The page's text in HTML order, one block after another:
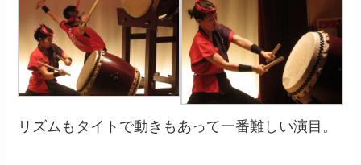
リズムもタイトで動きもあって一番難しい演目。